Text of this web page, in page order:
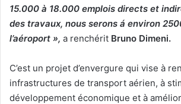
15.000 à 18.000 emplois directs et
des travaux, nous serons á environ
l’aéroport », a renchérit Bruno Dimeni.
C’est un projet d’envergure qui vise à
infrastructures de transport aérien, à
développement économique et à